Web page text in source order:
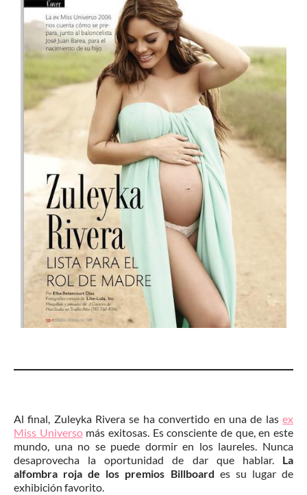
Al final, Zuleyka Rivera se ha convertido en una de las ex
Miss Universomás exitosas. Es consciente de que, en este
mundo, una no se puede dormir en los laureles. Nunca
desaprovecha la oportunidad de dar que hablar. La
alfombra roja de los premios Billboard es su lugar de
exhibición favorito.